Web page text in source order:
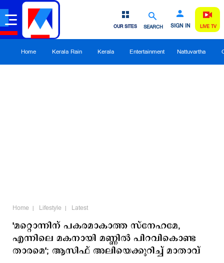
SEARCH SIGN IN
OUR SITES LIVE TV
Home Kerala Rain Kerala Entertainment Nattuvartha
Home Lifestyle Latest
'മറ്റൊന്നിന് പകരമാകാത്ത സ്‌നേഹമേ,
എന്നിലെ മകനായി മണ്ണിൽ പിറവികൊണ്ട
താരമെ'; ആസിഫ് അലിയെക്കുറിച്ച് മാതാവ്